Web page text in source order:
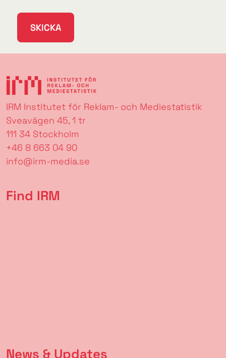
SKICKA
IRM Institutet för Reklam- och Mediestatistik
Sveavägen 45, 1 tr
111 34 Stockholm
+46 8 663 04 90
info@irm-media.se
Find IRM
News & Updates